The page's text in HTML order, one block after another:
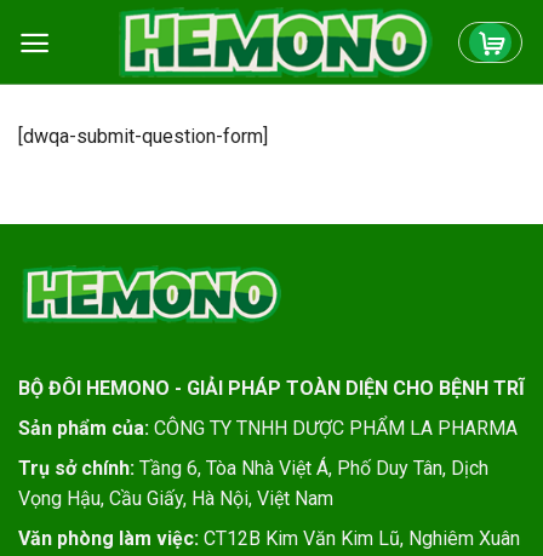
[dwqa-submit-question-form]
BỘ ĐÔI HEMONO - GIẢI PHÁP TOÀN DIỆN CHO BỆNH TRĨ
Sản phẩm của: CÔNG TY TNHH DƯỢC PHẨM LA PHARMA
Trụ sở chính: Tầng 6, Tòa Nhà Việt Á, Phố Duy Tân, Dịch
Vọng Hậu, Cầu Giấy, Hà Nội, Việt Nam
Văn phòng làm việc: CT12B Kim Văn Kim Lũ, Nghiêm Xuân